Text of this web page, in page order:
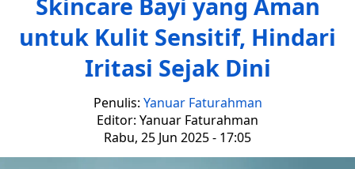
untuk Kulit Sensitif, Hindari
Iritasi Sejak Dini
Penulis: Yanuar Faturahman
Editor: Yanuar Faturahman
Rabu, 25 Jun 2025 - 17:05